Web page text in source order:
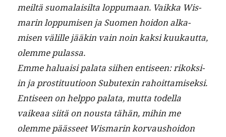
meiltä suo­ma­laisil­ta lop­pumaan. Vaik­ka Wis­
marin lop­pumisen ja Suomen hoidon alka­
misen välille jääkin vain noin kak­si kuukaut­ta,
olemme pulassa.
Emme halu­aisi pala­ta siihen entiseen: rikok­si­
in ja pros­ti­tuu­tioon Sub­u­tex­in rahoit­tamisek­si.
Entiseen on help­po pala­ta, mut­ta todel­la
vaikeaa siitä on nous­ta tähän, mihin me
olemme päässeet Wis­marin kor­vaushoidon